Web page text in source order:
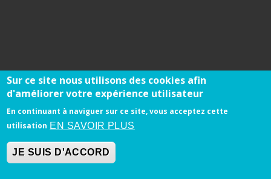
Sur ce site nous utilisons des cookies afin
d'améliorer votre expérience utilisateur
En continuant à naviguer sur ce site, vous acceptez cette
utilisation EN SAVOIR PLUS
JE SUIS D'ACCORD